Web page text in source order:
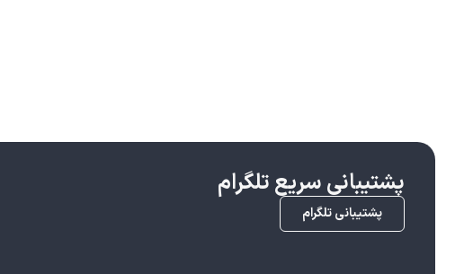
پشتیبانی سریع تلگرام
پشتیبانی تلگرام